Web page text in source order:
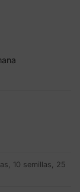
10 semillas, 25